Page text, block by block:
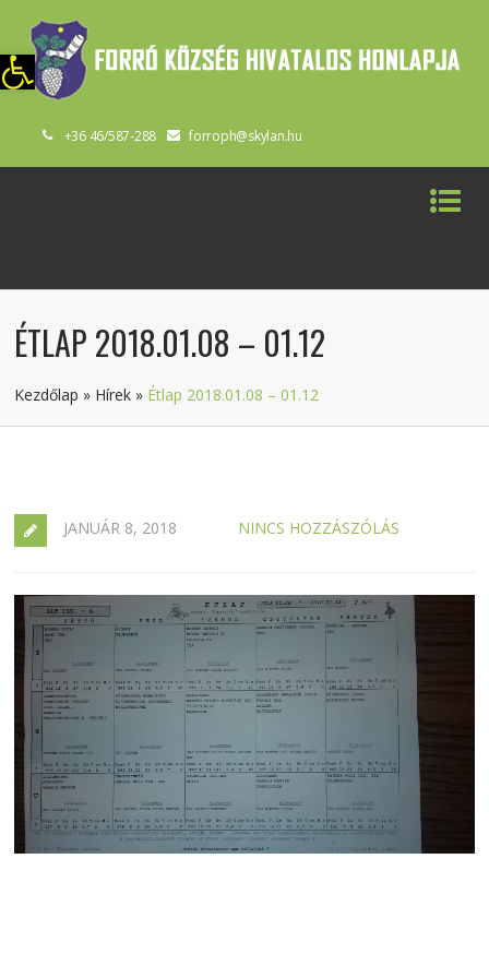
Eszköztár megnyitása
+36 46/587-288 forroph@skylan.hu
ÉTLAP 2018.01.08 – 01.12
Kezdőlap » Hírek » Étlap 2018.01.08 – 01.12
JANUÁR 8, 2018 NINCS HOZZÁSZÓLÁS